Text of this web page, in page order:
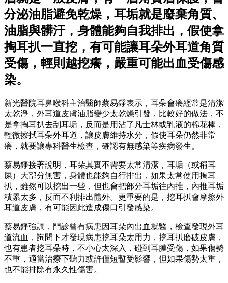
分泌油脂避免乾燥，耳垢就是廢棄角質、
油脂與髒汙，身體能夠自我排出，假使拿
掏耳扒一直挖，有可能讓耳朵外耳道角質
受傷，輕則越挖癢，嚴重可能出血受傷感
染。
新光醫院耳鼻喉科主治醫師蔡易錚表示，耳朵會癢經常是清潔
太乾淨，外耳道皮膚油脂變少太乾燥引發，比較好的做法，不
是拿掏耳扒去刮耳垢，反而是用沾了凡士林或乳液的棉花棒，
輕微擦拭耳朵外耳道，讓皮膚維持水分，假使耳朵仍然非常
癢，就要讓專科醫生檢查，確認有無感染等疾病發生。
蔡易錚接著說明，耳朵其實不需要太常清潔，耳垢（或稱耳
屎）大部分無害，身體也能夠自行排出，如果太常使用掏耳
扒，雖然可以挖出一些，但也會把部分耳垢往內推，內推耳垢
積累太多，反而不利排出體外。更重要的是，挖耳扒會摩擦外
耳道皮膚，有可能因此造成傷口引發感染。
蔡易錚強調，門診曾有病患因耳朵內出血就醫，檢查發現外耳
道流血，詢問下才發現病患挖耳朵太用力，挖耳扒磨破皮膚，
也有患者挖耳朵時，不小心太深入，碰到耳膜受傷，如果傷勢
不重，適當治療下聽力或許僅短暫受影響，但如果傷勢太重，
也不能排除有永久性傷害。